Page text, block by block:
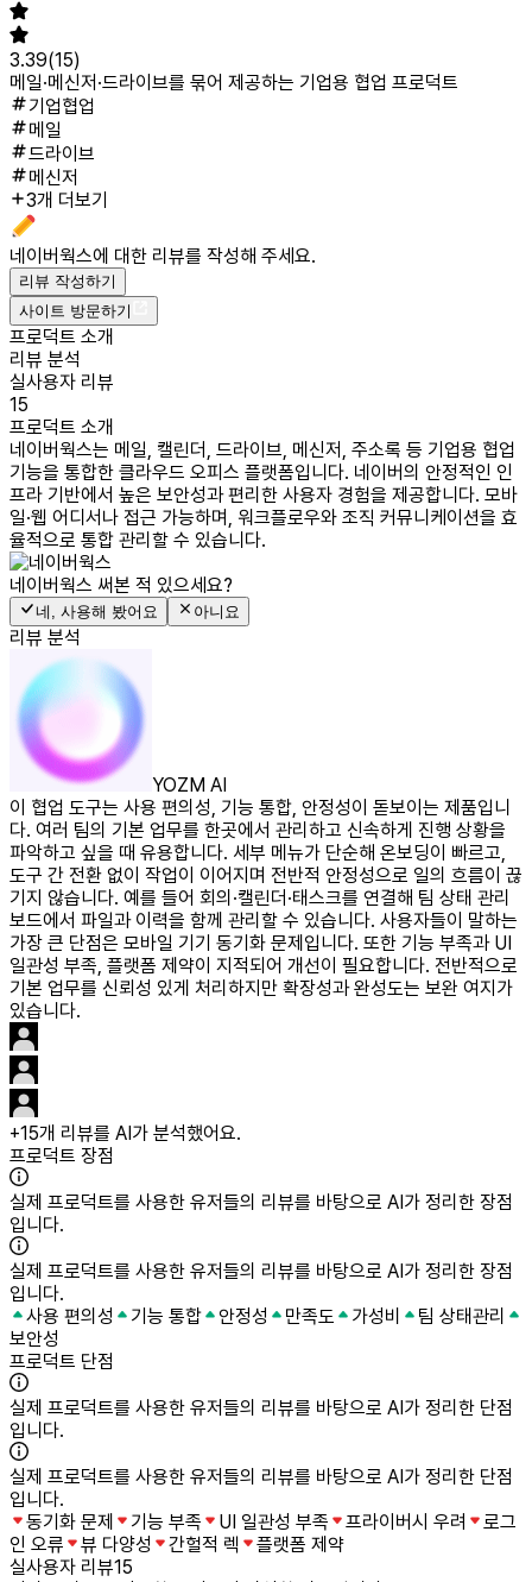
3.39(15)
메일·메신저·드라이브를 묶어 제공하는 기업용 협업 프로덕트
기업협업
메일
드라이브
메신저
3개 더보기
네이버웍스에 대한 리뷰를 작성해 주세요.
리뷰 작성하기
사이트 방문하기
프로덕트 소개
리뷰 분석
실사용자 리뷰
15
프로덕트 소개
네이버웍스는 메일, 캘린더, 드라이브, 메신저, 주소록 등 기업용 협업
기능을 통합한 클라우드 오피스 플랫폼입니다. 네이버의 안정적인 인
프라 기반에서 높은 보안성과 편리한 사용자 경험을 제공합니다. 모바
일·웹 어디서나 접근 가능하며, 워크플로우와 조직 커뮤니케이션을 효
율적으로 통합 관리할 수 있습니다.
네이버웍스 써본 적 있으세요?
네, 사용해 봤어요 아니요
리뷰 분석
YOZM AI
이 협업 도구는 사용 편의성, 기능 통합, 안정성이 돋보이는 제품입니
다. 여러 팀의 기본 업무를 한곳에서 관리하고 신속하게 진행 상황을
파악하고 싶을 때 유용합니다. 세부 메뉴가 단순해 온보딩이 빠르고,
도구 간 전환 없이 작업이 이어지며 전반적 안정성으로 일의 흐름이 끊
기지 않습니다. 예를 들어 회의·캘린더·태스크를 연결해 팀 상태 관리
보드에서 파일과 이력을 함께 관리할 수 있습니다. 사용자들이 말하는
가장 큰 단점은 모바일 기기 동기화 문제입니다. 또한 기능 부족과 UI
일관성 부족, 플랫폼 제약이 지적되어 개선이 필요합니다. 전반적으로
기본 업무를 신뢰성 있게 처리하지만 확장성과 완성도는 보완 여지가
있습니다.
+15개 리뷰를 AI가 분석했어요.
프로덕트 장점
실제 프로덕트를 사용한 유저들의 리뷰를 바탕으로 AI가 정리한 장점
입니다.
실제 프로덕트를 사용한 유저들의 리뷰를 바탕으로 AI가 정리한 장점
입니다.
사용 편의성
기능 통합 안정성 만족도 가성비
팀 상태관리
보안성
프로덕트 단점
실제 프로덕트를 사용한 유저들의 리뷰를 바탕으로 AI가 정리한 단점
입니다.
실제 프로덕트를 사용한 유저들의 리뷰를 바탕으로 AI가 정리한 단점
입니다.
동기화 문제
기능 부족 UI 일관성 부족 프라이버시 우려
로그
인 오류
뷰 다양성 간헐적 렉
플랫폼 제약
실사용자 리뷰15